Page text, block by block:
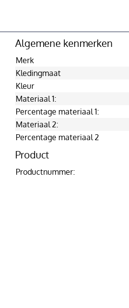
Algemene kenmerken
Merk
Kledingmaat
Kleur
Materiaal 1:
Percentage materiaal 1:
Materiaal 2:
Percentage materiaal 2
Product
Productnummer: